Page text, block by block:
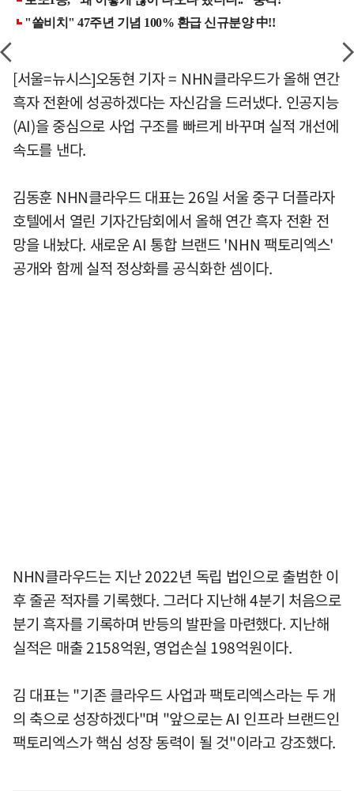
[서울=뉴시스]오동현 기자 = NHN클라우드가 올해 연간
흑자 전환에 성공하겠다는 자신감을 드러냈다. 인공지능
(AI)을 중심으로 사업 구조를 빠르게 바꾸며 실적 개선에
속도를 낸다.
김동훈 NHN클라우드 대표는 26일 서울 중구 더플라자
호텔에서 열린 기자간담회에서 올해 연간 흑자 전환 전
망을 내놨다. 새로운 AI 통합 브랜드 'NHN 팩토리엑스'
공개와 함께 실적 정상화를 공식화한 셈이다.
NHN클라우드는 지난 2022년 독립 법인으로 출범한 이
후 줄곧 적자를 기록했다. 그러다 지난해 4분기 처음으로
분기 흑자를 기록하며 반등의 발판을 마련했다. 지난해
실적은 매출 2158억원, 영업손실 198억원이다.
김 대표는 "기존 클라우드 사업과 팩토리엑스라는 두 개
의 축으로 성장하겠다"며 "앞으로는 AI 인프라 브랜드인
팩토리엑스가 핵심 성장 동력이 될 것"이라고 강조했다.